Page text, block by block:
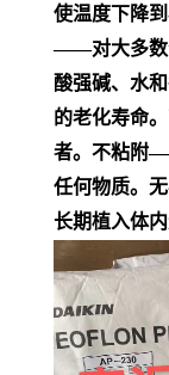
使温度下降
——对大多数
酸强碱、水
的老化寿命
者。不粘附
任何物质。
长期植入体内